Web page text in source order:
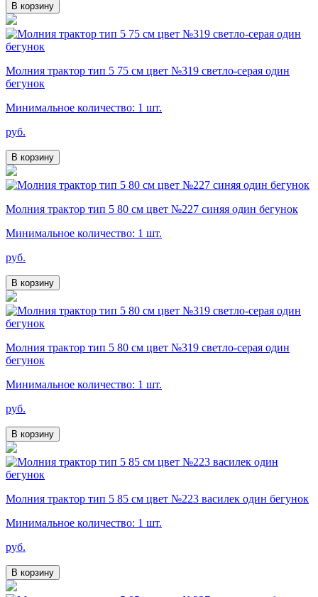
В корзину
Молния трактор тип 5 75 см цвет №319 светло-серая один
бегунок
Минимальное количество: 1 шт.
руб.
В корзину
Молния трактор тип 5 80 см цвет №227 синяя один бегунок
Минимальное количество: 1 шт.
руб.
В корзину
Молния трактор тип 5 80 см цвет №319 светло-серая один
бегунок
Минимальное количество: 1 шт.
руб.
В корзину
Молния трактор тип 5 85 см цвет №223 василек один бегунок
Минимальное количество: 1 шт.
руб.
В корзину